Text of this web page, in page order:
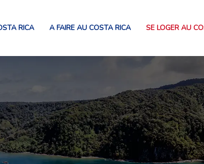
RICA A FAIRE AU COSTA RICA SE LOGER AU